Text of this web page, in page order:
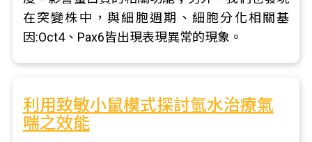
在突變株中，與細胞週期、細胞分化相關基
因:Oct4、Pax6皆出現表現異常的現象。
利用致敏小鼠模式探討氫水治療氣
喘之效能